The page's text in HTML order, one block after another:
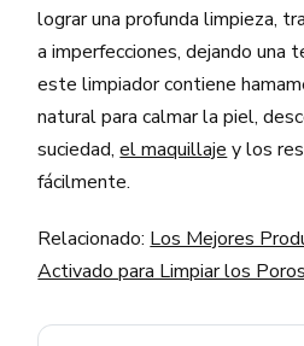
lograr una profunda limpieza,
a imperfecciones, dejando una
este limpiador contiene
natural para calmar la piel,
suciedad,el maquillaje y los
fácilmente.
Relacionado: Los Mejores
Activado para Limpiar los Poros